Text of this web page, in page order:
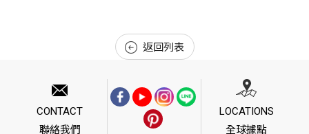
返回列表
CONTACT
聯絡我們
LOCATIONS
全球據點